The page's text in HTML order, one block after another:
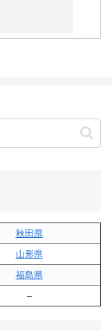
秋田県
山形県
福島県
–